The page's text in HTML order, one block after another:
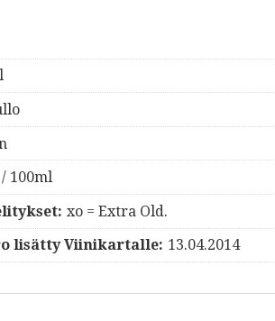
100ml
xo = Extra Old.
lisätty Viinikartalle: 13.04.2014